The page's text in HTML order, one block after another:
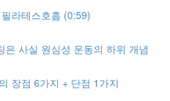
라테스호흡 (0:59)
은 사실 원심성 운동의 하위 개념
장점 6가지 + 단점 1가지